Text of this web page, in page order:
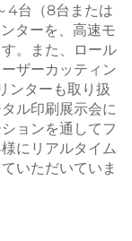
4台（8台または
ターを、高速モ
。また、ロール
ザーカッティン
ンターも取り扱
ル印刷展示会に
ョンを通してフ
にリアルタイム
いただいていま